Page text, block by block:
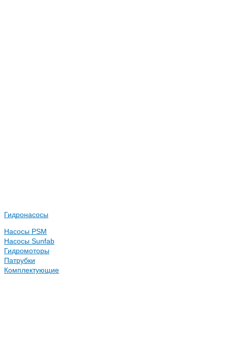
Гидронасосы
Насосы PSM
Насосы Sunfab
Гидромоторы
Патрубки
Комплектующие